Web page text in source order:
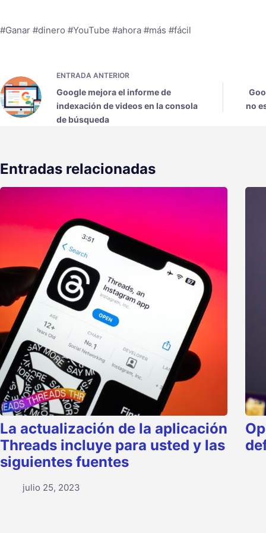
#Ganar #dinero #YouTube #ahora #más #fácil
ENTRADA ANTERIOR
Google mejora el informe de
indexación de videos en la consola
de búsqueda
no
Entradas relacionadas
La actualización de la aplicación
Threads incluye para usted y las
siguientes fuentes
julio 25, 2023